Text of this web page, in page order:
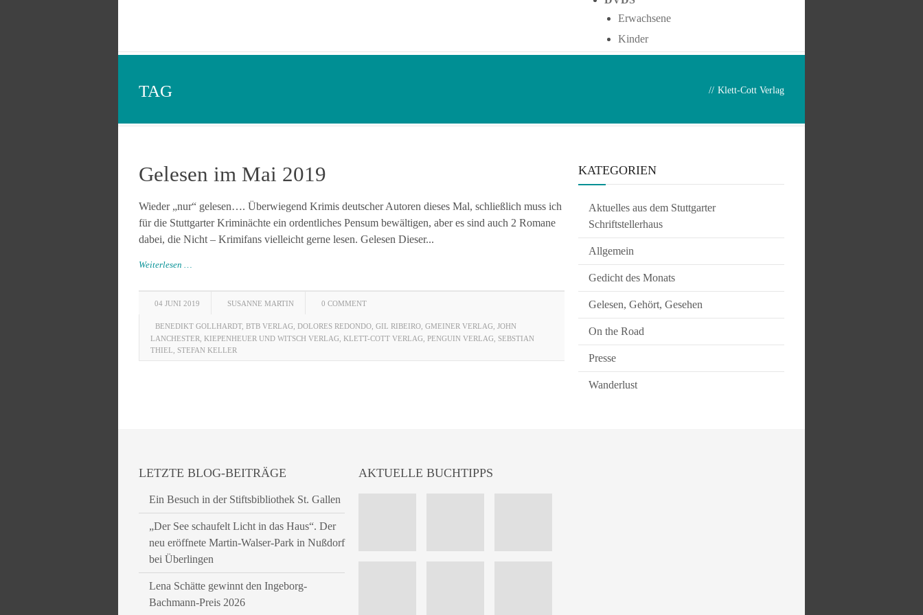
Erwachsene
Kinder
TAG // Klett-Cott Verlag
Gelesen im Mai 2019
Wieder „nur“ gelesen…. Überwiegend Krimis deutscher Autoren dieses Mal, schließlich muss ich
für die Stuttgarter Kriminächte ein ordentliches Pensum bewältigen, aber es sind auch 2 Romane
dabei, die Nicht – Krimifans vielleicht gerne lesen. Gelesen Dieser...
Weiterlesen …
04 JUNI 2019 SUSANNE MARTIN 0 COMMENT
BENEDIKT GOLLHARDT, BTB VERLAG DOLORES REDONDO GIL RIBEIRO GMEINER VERLAG JOHN
LANCHESTER KIEPENHEUER UND WITSCH VERLAG KLETT-COTT VERLAG PENGUIN VERLAG SEBSTIAN
THIEL STEFAN KELLER
KATEGORIEN
Aktuelles aus dem Stuttgarter
Schriftstellerhaus
Allgemein
Gedicht des Monats
Gelesen, Gehört, Gesehen
On the Road
Presse
Wanderlust
LETZTE BLOG-BEITRÄGE
Ein Besuch in der Stiftsbibliothek St. Gallen
„Der See schaufelt Licht in das Haus“. Der
neu eröffnete Martin-Walser-Park in Nußdorf
bei Überlingen
Lena Schätte gewinnt den Ingeborg-
Bachmann-Preis 2026
AKTUELLE BUCHTIPPS